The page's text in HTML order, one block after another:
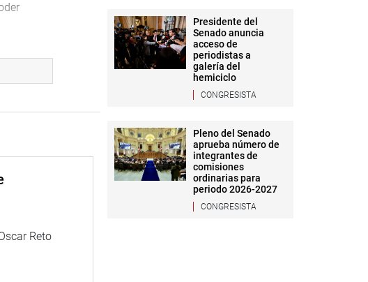
Reto
Presidente del
Senado anuncia
acceso de
periodistas a
galería del
hemiciclo
CONGRESISTA
Pleno del Senado
aprueba número de
integrantes de
comisiones
ordinarias para
periodo 2026-2027
CONGRESISTA